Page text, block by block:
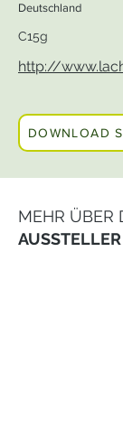
Deutschland
C15g
http://
DOWNLOAD
MEHR ÜBER